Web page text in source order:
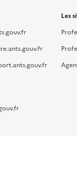
Les